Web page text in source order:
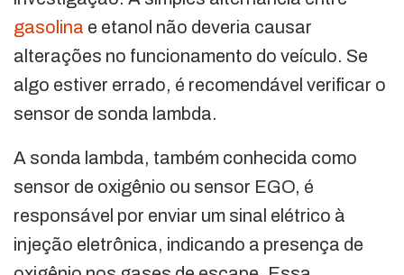
gasolina e etanol não deveria causar
alterações no funcionamento do veículo. Se
algo estiver errado, é recomendável verificar o
sensor de sonda lambda.
A sonda lambda, também conhecida como
sensor de oxigênio ou sensor EGO, é
responsável por enviar um sinal elétrico à
injeção eletrônica, indicando a presença de